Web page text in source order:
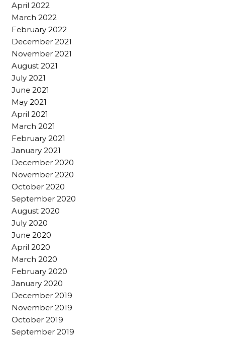
April 2022
March 2022
February 2022
December 2021
November 2021
August 2021
July 2021
June 2021
May 2021
April 2021
March 2021
February 2021
January 2021
December 2020
November 2020
October 2020
September 2020
August 2020
July 2020
June 2020
April 2020
March 2020
February 2020
January 2020
December 2019
November 2019
October 2019
September 2019